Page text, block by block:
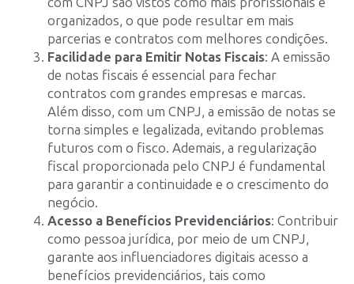
organizados, o que pode resultar em mais
parcerias e contratos com melhores condições.
Facilidade para Emitir Notas Fiscais: A emissão
de notas fiscais é essencial para fechar
contratos com grandes empresas e marcas.
Além disso, com um CNPJ, a emissão de notas se
torna simples e legalizada, evitando problemas
futuros com o fisco. Ademais, a regularização
fiscal proporcionada pelo CNPJ é fundamental
para garantir a continuidade e o crescimento do
negócio.
Acesso a Benefícios Previdenciários: Contribuir
como pessoa jurídica, por meio de um CNPJ,
garante aos influenciadores digitais acesso a
benefícios previdenciários, tais como